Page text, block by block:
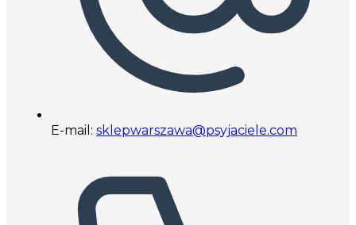
E-mail: sklepwarszawa@psyjaciele.com